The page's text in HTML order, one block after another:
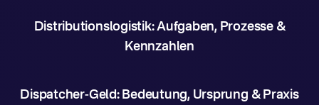
Distributionslogistik: Aufgaben, Prozesse &
Kennzahlen
Dispatcher-Geld: Bedeutung, Ursprung & Praxis